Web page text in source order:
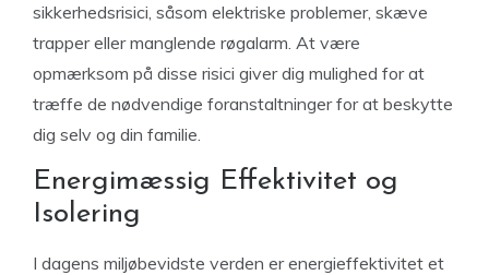
sikkerhedsrisici, såsom elektriske problemer, skæve
trapper eller manglende røgalarm. At være
opmærksom på disse risici giver dig mulighed for at
træffe de nødvendige foranstaltninger for at beskytte
dig selv og din familie.
Energimæssig Effektivitet og
Isolering
I dagens miljøbevidste verden er energieffektivitet et